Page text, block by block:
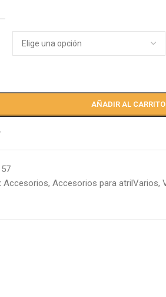
AÑADIR AL CARRITO
Accesorios, Accesorios para atrilVarios,